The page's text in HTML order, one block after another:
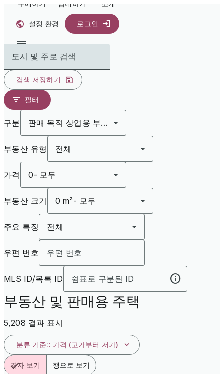
구매하기 임대하기 소개
설정 환경 로그인
도시 및 주로 검색
검색 저장하기
필터
구분 판매 목적 상업용 부동산
부동산 유형 전체
가격 0- 모두
부동산 크기 0 m²- 모두
주요 특징 전체
우편 번호
MLS ID/목록 ID
부동산 및 판매용 주택
5,208 결과 표시
분류 기준:: 가격 (고가부터 저가)
격자 보기 행으로 보기